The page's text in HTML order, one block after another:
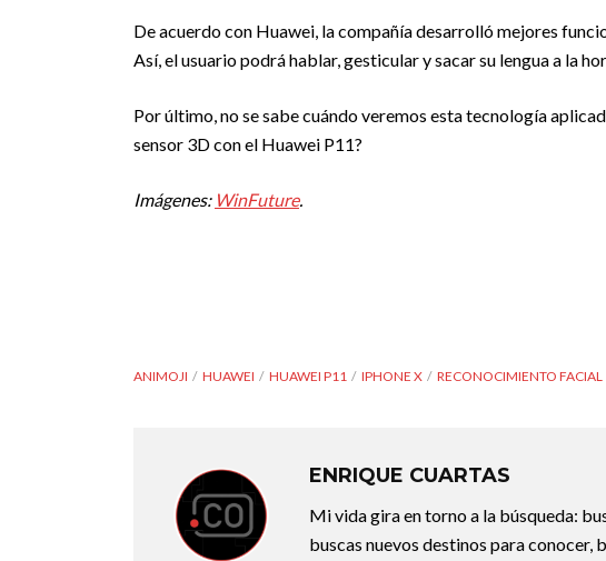
De acuerdo con Huawei, la compañía desarrolló mejores
Así, el usuario podrá hablar, gesticular y sacar su lengua a la
Por último, no se sabe cuándo veremos esta tecnología
sensor 3D con el Huawei P11?
Imágenes: WinFuture.
ANIMOJI HUAWEI HUAWEI P11 IPHONE X RECONOCIMIENTO FACIAL
ENRIQUE CUARTAS
Mi vida gira en torno a la búsqueda:
buscas nuevos destinos para